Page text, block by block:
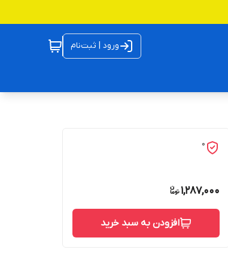
ورود | ثبت‌نام
0
1,287,000
افزودن به سبد خرید